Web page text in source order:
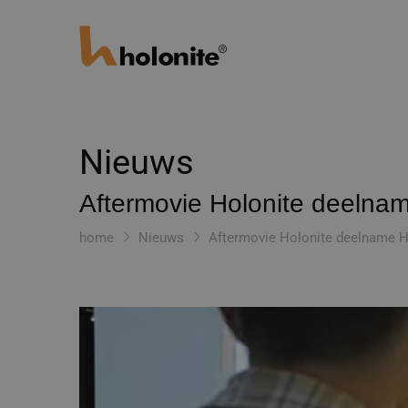
Nieuws
Aftermovie Holonite
home Nieuws Aftermovie Holonite deelname